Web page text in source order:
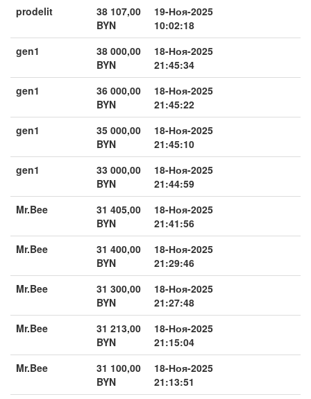
prodelit
38 107,00
BYN
19-Ноя-2025
10:02:18
gen1
38 000,00
BYN
18-Ноя-2025
21:45:34
gen1
36 000,00
BYN
18-Ноя-2025
21:45:22
gen1
35 000,00
BYN
18-Ноя-2025
21:45:10
gen1
33 000,00
BYN
18-Ноя-2025
21:44:59
Mr.Bee
31 405,00
BYN
18-Ноя-2025
21:41:56
Mr.Bee
31 400,00
BYN
18-Ноя-2025
21:29:46
Mr.Bee
31 300,00
BYN
18-Ноя-2025
21:27:48
Mr.Bee
31 213,00
BYN
18-Ноя-2025
21:15:04
Mr.Bee
31 100,00
BYN
18-Ноя-2025
21:13:51